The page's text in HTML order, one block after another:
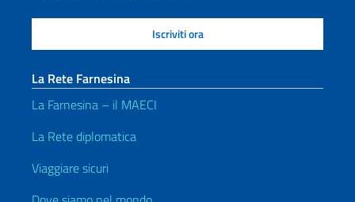
La Rete Farnesina
La Farnesina – il MAECI
La Rete diplomatica
Viaggiare sicuri